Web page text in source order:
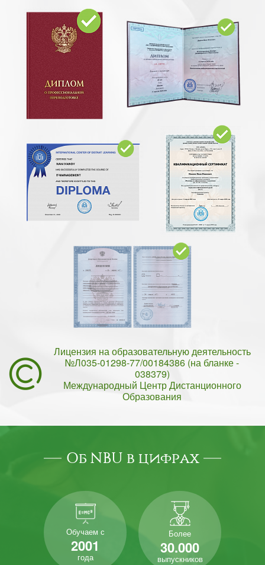
Лицензия на образовательную деятельность
№Л035-01298-77/00184386 (на бланке -
038379)
Международный Центр Дистанционного
Образования
Об NBU в цифрах
Обучаем с
2001
года
Более
30.000
выпускников